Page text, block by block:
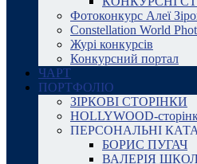
Фотоконкурс Алеї
Constellation World
Журі конкурсів
Конкурсний портал
ЧАРТ
ПОРТФОЛІО
ЗІРКОВІ СТОРІНКИ
HOLLYWOOD-
ПЕРСОНАЛЬНІ
БОРИС ПУГАЧ
ВАЛЕРІЯ